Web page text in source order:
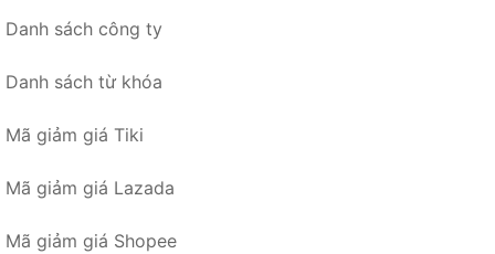
Danh sách công ty
Danh sách từ khóa
Mã giảm giá Tiki
Mã giảm giá Lazada
Mã giảm giá Shopee